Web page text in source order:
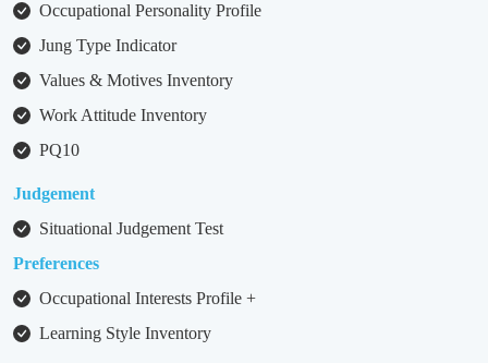
Occupational Personality Profile
Jung Type Indicator
Values & Motives Inventory
Work Attitude Inventory
PQ10
Judgement
Situational Judgement Test
Preferences
Occupational Interests Profile +
Learning Style Inventory